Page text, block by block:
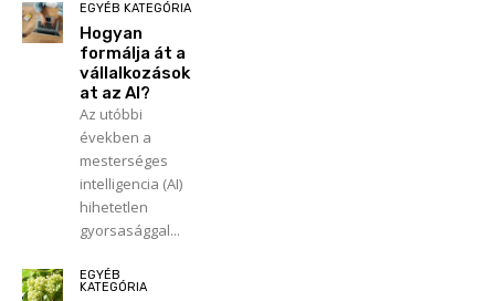
EGYÉB KATEGÓRIA
Hogyan
formálja át a
vállalkozások
at az AI?
Az utóbbi
években a
mesterséges
intelligencia (AI)
hihetetlen
gyorsasággal...
EGYÉB
KATEGÓRIA